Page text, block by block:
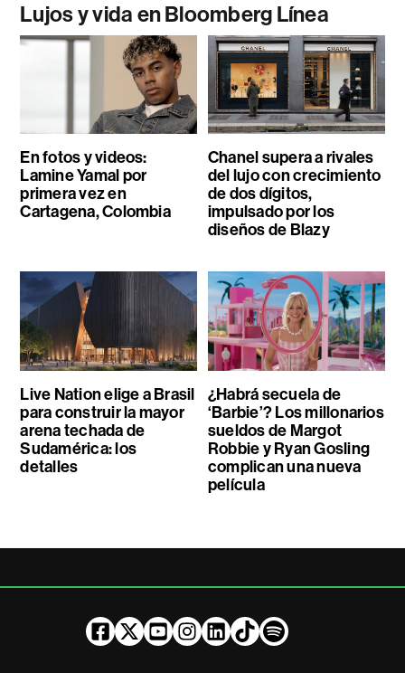
Lujos y vida en Bloomberg Línea
En fotos y videos:
Lamine Yamal por
primera vez en
Cartagena, Colombia
Chanel supera a rivales
del lujo con crecimiento
de dos dígitos,
impulsado por los
diseños de Blazy
Live Nation elige a Brasil
para construir la mayor
arena techada de
Sudamérica: los
detalles
¿Habrá secuela de
‘Barbie’? Los millonarios
sueldos de Margot
Robbie y Ryan Gosling
complican una nueva
película